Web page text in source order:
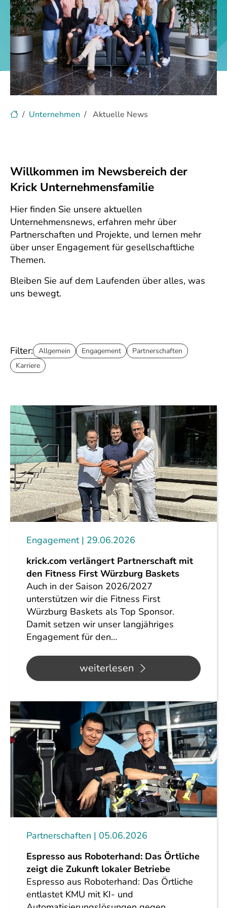
Unternehmen Aktuelle News
Willkommen im Newsbereich der
Krick Unternehmensfamilie
Hier finden Sie unsere aktuellen
Unternehmensnews, erfahren mehr über
Partnerschaften und Projekte, und lernen mehr
über unser Engagement für gesellschaftliche
Themen.
Bleiben Sie auf dem Laufenden über alles, was
uns bewegt.
Filter: Allgemein Engagement
Partnerschaften
Karriere
Engagement
29.06.2026
krick.com verlängert Partnerschaft mit
den Fitness First Würzburg Baskets
Auch in der Saison 2026/2027
unterstützen wir die Fitness First
Würzburg Baskets als Top Sponsor.
Damit setzen wir unser langjähriges
Engagement für den…
weiterlesen
Partnerschaften
05.06.2026
Espresso aus Roboterhand: Das Örtliche
zeigt die Zukunft lokaler Betriebe
Espresso aus Roboterhand: Das Örtliche
entlastet KMU mit KI- und